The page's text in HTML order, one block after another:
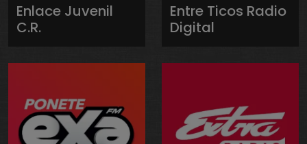
Enlace Juvenil
C.R.
Entre Ticos Radio
Digital